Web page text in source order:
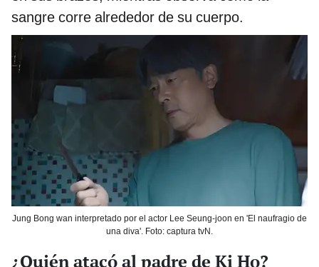
sangre corre alrededor de su cuerpo.
Jung Bong wan interpretado por el actor Lee Seung-joon en 'El naufragio de
una diva'. Foto: captura tvN.
¿Quién atacó al padre de Ki Ho?